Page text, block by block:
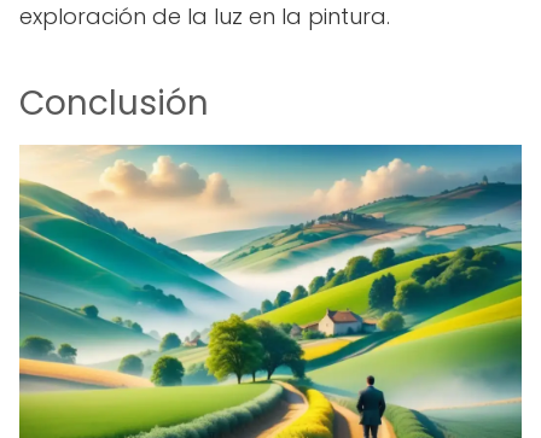
exploración de la luz en la pintura.
Conclusión